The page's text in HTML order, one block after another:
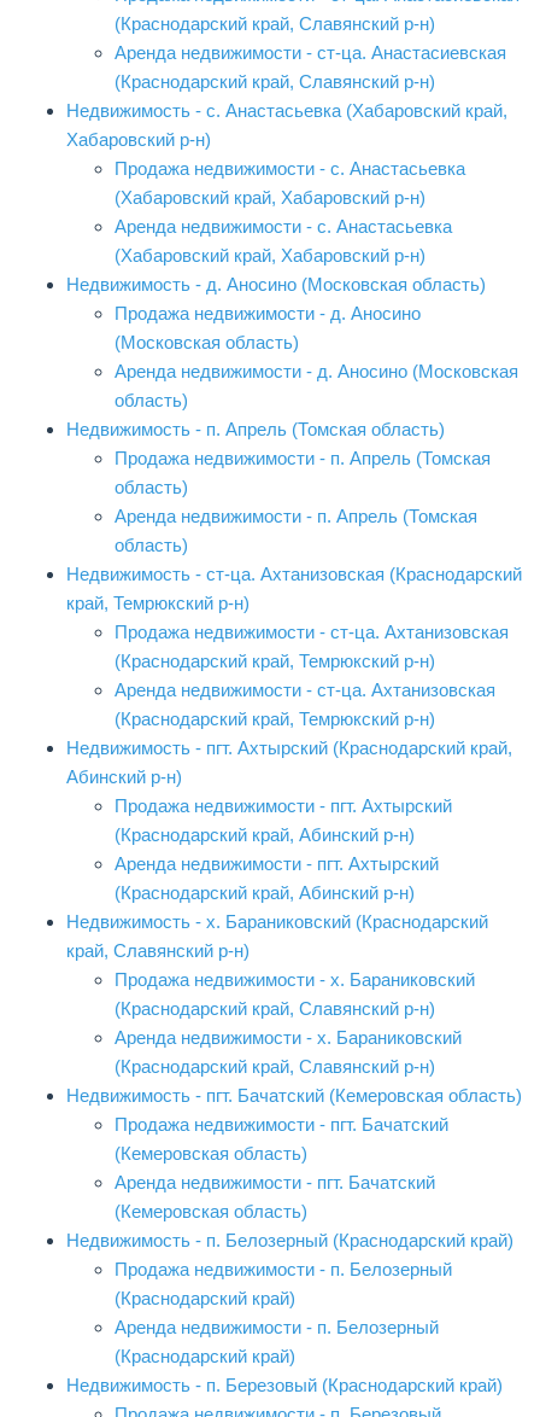
(Краснодарский край, Славянский р-н)
Аренда недвижимости - ст-ца. Анастасиевская
(Краснодарский край, Славянский р-н)
Недвижимость - с. Анастасьевка (Хабаровский край,
Хабаровский р-н)
Продажа недвижимости - с. Анастасьевка
(Хабаровский край, Хабаровский р-н)
Аренда недвижимости - с. Анастасьевка
(Хабаровский край, Хабаровский р-н)
Недвижимость - д. Аносино (Московская область)
Продажа недвижимости - д. Аносино
(Московская область)
Аренда недвижимости - д. Аносино (Московская
область)
Недвижимость - п. Апрель (Томская область)
Продажа недвижимости - п. Апрель (Томская
область)
Аренда недвижимости - п. Апрель (Томская
область)
Недвижимость - ст-ца. Ахтанизовская (Краснодарский
край, Темрюкский р-н)
Продажа недвижимости - ст-ца. Ахтанизовская
(Краснодарский край, Темрюкский р-н)
Аренда недвижимости - ст-ца. Ахтанизовская
(Краснодарский край, Темрюкский р-н)
Недвижимость - пгт. Ахтырский (Краснодарский край,
Абинский р-н)
Продажа недвижимости - пгт. Ахтырский
(Краснодарский край, Абинский р-н)
Аренда недвижимости - пгт. Ахтырский
(Краснодарский край, Абинский р-н)
Недвижимость - х. Бараниковский (Краснодарский
край, Славянский р-н)
Продажа недвижимости - х. Бараниковский
(Краснодарский край, Славянский р-н)
Аренда недвижимости - х. Бараниковский
(Краснодарский край, Славянский р-н)
Недвижимость - пгт. Бачатский (Кемеровская область)
Продажа недвижимости - пгт. Бачатский
(Кемеровская область)
Аренда недвижимости - пгт. Бачатский
(Кемеровская область)
Недвижимость - п. Белозерный (Краснодарский край)
Продажа недвижимости - п. Белозерный
(Краснодарский край)
Аренда недвижимости - п. Белозерный
(Краснодарский край)
Недвижимость - п. Березовый (Краснодарский край)